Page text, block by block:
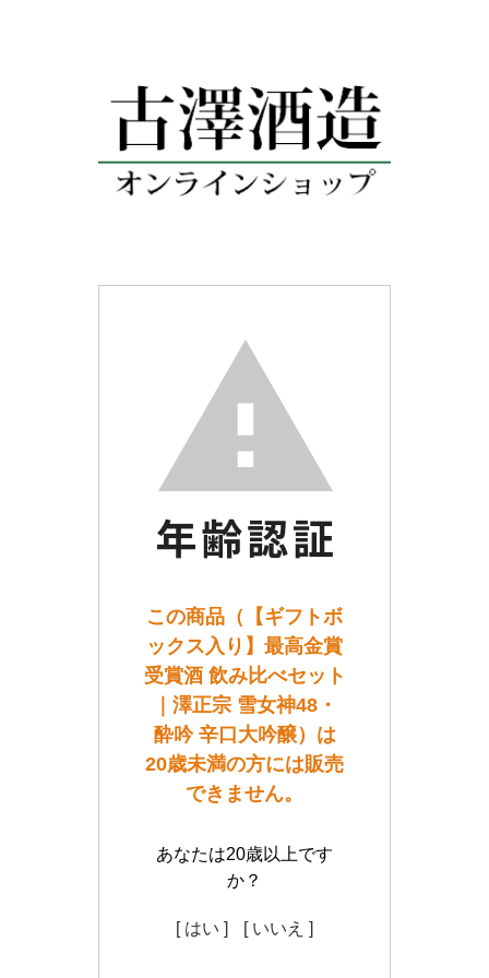
この商品（【ギフトボ
ックス入り】最高金賞
受賞酒 飲み比べセット
｜澤正宗 雪女神48・
酔吟 辛口大吟醸）は
20歳未満の方には販売
できません。
あなたは20歳以上です
か？
[ はい ] [ いいえ ]